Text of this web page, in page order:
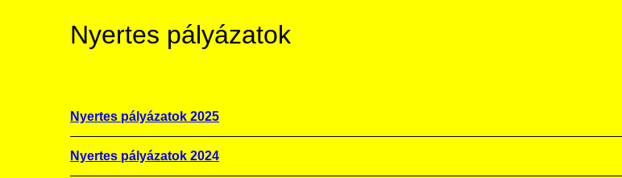
Nyertes pályázatok
Nyertes pályázatok 2025
Nyertes pályázatok 2024